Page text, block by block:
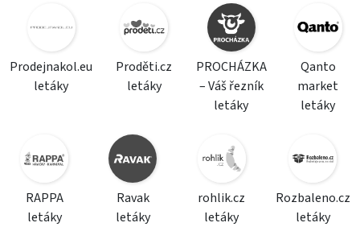
Prodejnakol.eu
letáky
Proděti.cz
letáky
PROCHÁZKA
– Váš řezník
letáky
Qanto
market
letáky
RAPPA
letáky
Ravak
letáky
rohlik.cz
letáky
Rozbaleno.cz
letáky